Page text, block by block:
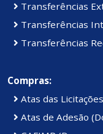
Transferências
Transferências
Transferências
Compras:
Atas das
Atas de Adesão